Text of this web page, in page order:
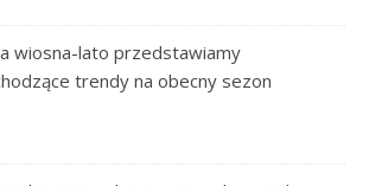
wiosna-lato przedstawiamy
trendy na obecny sezon